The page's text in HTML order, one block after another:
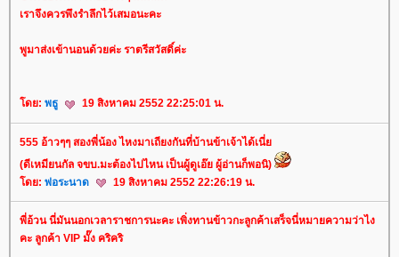
เราจึงควรพึงรำลึกไว้เสมอนะคะ
พูมาส่งเข้านอนด้วยค่ะ ราตรีสวัสดิ์ค่ะ
ดย: พธู 19 สิงหาคม 2552 22:25:01 น.
555 อ้าวๆๆ สองพี่น้อง ไหงมาเถียงกันที่บ้านข้าเจ้าได้เนี่
(ดีเหมียนกัล จขบ.มะต้องไปไหน เป็นผู้ดูเอ๊ย ผู้อ่านก็พอนิ)
ดย: พ่อระนาด 19 สิงหาคม 2552 22:26:19 น.
พี่อ้วน นี่มันนอกเวลาราชการนะคะ เพิ่งทานข้าวกะลูกค้าเสร็จนี่หมายความว่าไง
คะ ลูกค้า VIP มั๊ง คริคริ